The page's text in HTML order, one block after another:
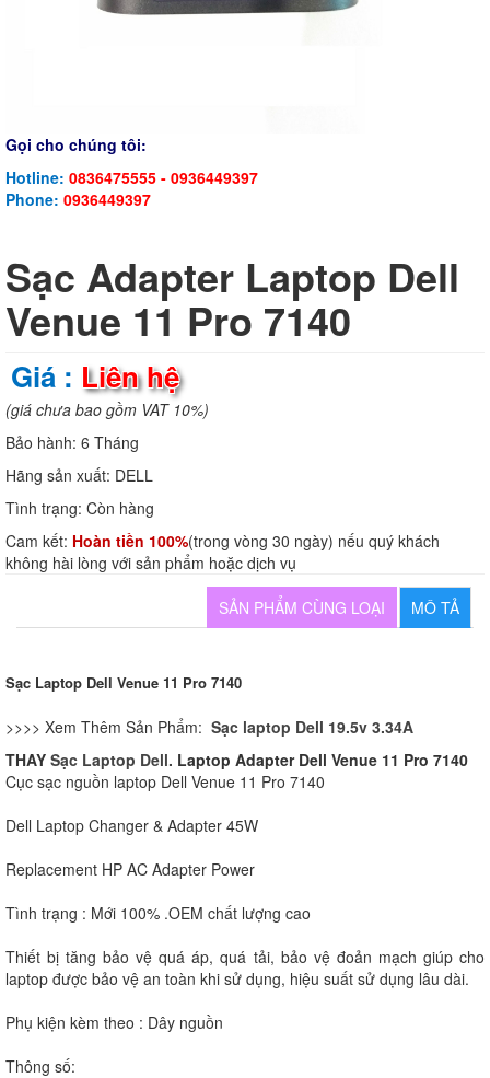
Gọi cho chúng tôi:
Hotline: 0836475555 - 0936449397
Phone: 0936449397
Sạc Adapter Laptop Dell
Venue 11 Pro 7140
Giá : Liên hệ
(giá chưa bao gồm VAT 10%)
Bảo hành: 6 Tháng
Hãng sản xuất: DELL
Tình trạng: Còn hàng
Cam kết: Hoàn tiền 100%(trong vòng 30 ngày) nếu quý khách
không hài lòng với sản phẩm hoặc dịch vụ
MÔ TẢ
SẢN PHẨM CÙNG LOẠI
Sạc Laptop Dell Venue 11 Pro 7140
>>>> Xem Thêm Sản Phẩm: Sạc laptop Dell 19.5v 3.34A
THAY Sạc Laptop Dell. Laptop Adapter Dell Venue 11 Pro 7140
Cục sạc nguồn laptop Dell Venue 11 Pro 7140
Dell Laptop Changer & Adapter 45W
Replacement HP AC Adapter Power
Tình trạng : Mới 100% .OEM chất lượng cao
Thiết bị tăng bảo vệ quá áp, quá tải, bảo vệ đoản mạch giúp cho
laptop được bảo vệ an toàn khi sử dụng, hiệu suất sử dụng lâu dài.
Phụ kiện kèm theo : Dây nguồn
Thông số: